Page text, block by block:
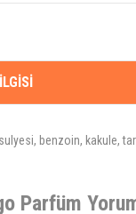
benzoin, kakule,
Parfüm